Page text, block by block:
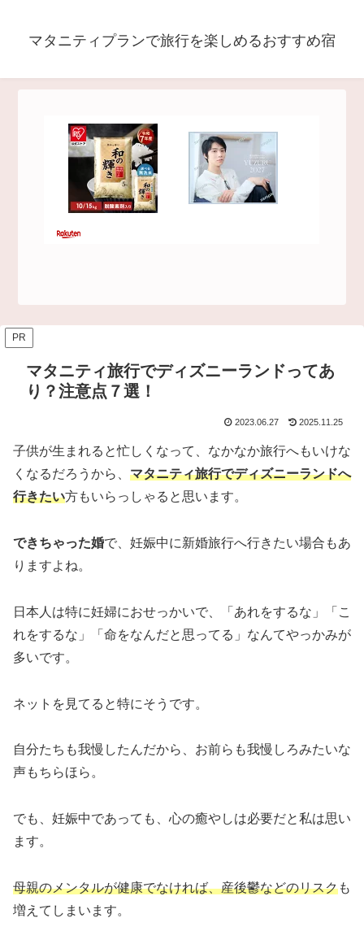
マタニティプランで旅行を楽しめるおすすめ宿
PR
マタニティ旅行でディズニーランドってあ
り？注意点７選！
2023.06.27 2025.11.25
子供が生まれると忙しくなって、なかなか旅行へもいけな
くなるだろうから、 マタニティ旅行でディズニーランドへ
行きたい方もいらっしゃると思います。
できちゃった婚で、妊娠中に新婚旅行へ行きたい場合もあ
りますよね。
日本人は特に妊婦におせっかいで、「あれをするな」「こ
れをするな」「命をなんだと思ってる」なんてやっかみが
多いです。
ネットを見てると特にそうです。
自分たちも我慢したんだから、お前らも我慢しろみたいな
声もちらほら。
でも、妊娠中であっても、心の癒やしは必要だと私は思い
ます。
母親のメンタルが健康でなければ、産後鬱などのリスクも
増えてしまいます。